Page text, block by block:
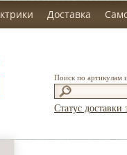
Доставка
Поиск по артикулам
Статус доставки